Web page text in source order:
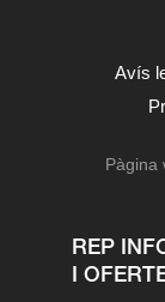
Avís
Pàgina
REP
I